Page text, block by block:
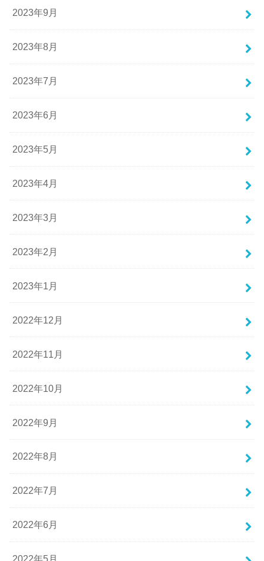
2023年9月
2023年8月
2023年7月
2023年6月
2023年5月
2023年4月
2023年3月
2023年2月
2023年1月
2022年12月
2022年11月
2022年10月
2022年9月
2022年8月
2022年7月
2022年6月
2022年5月